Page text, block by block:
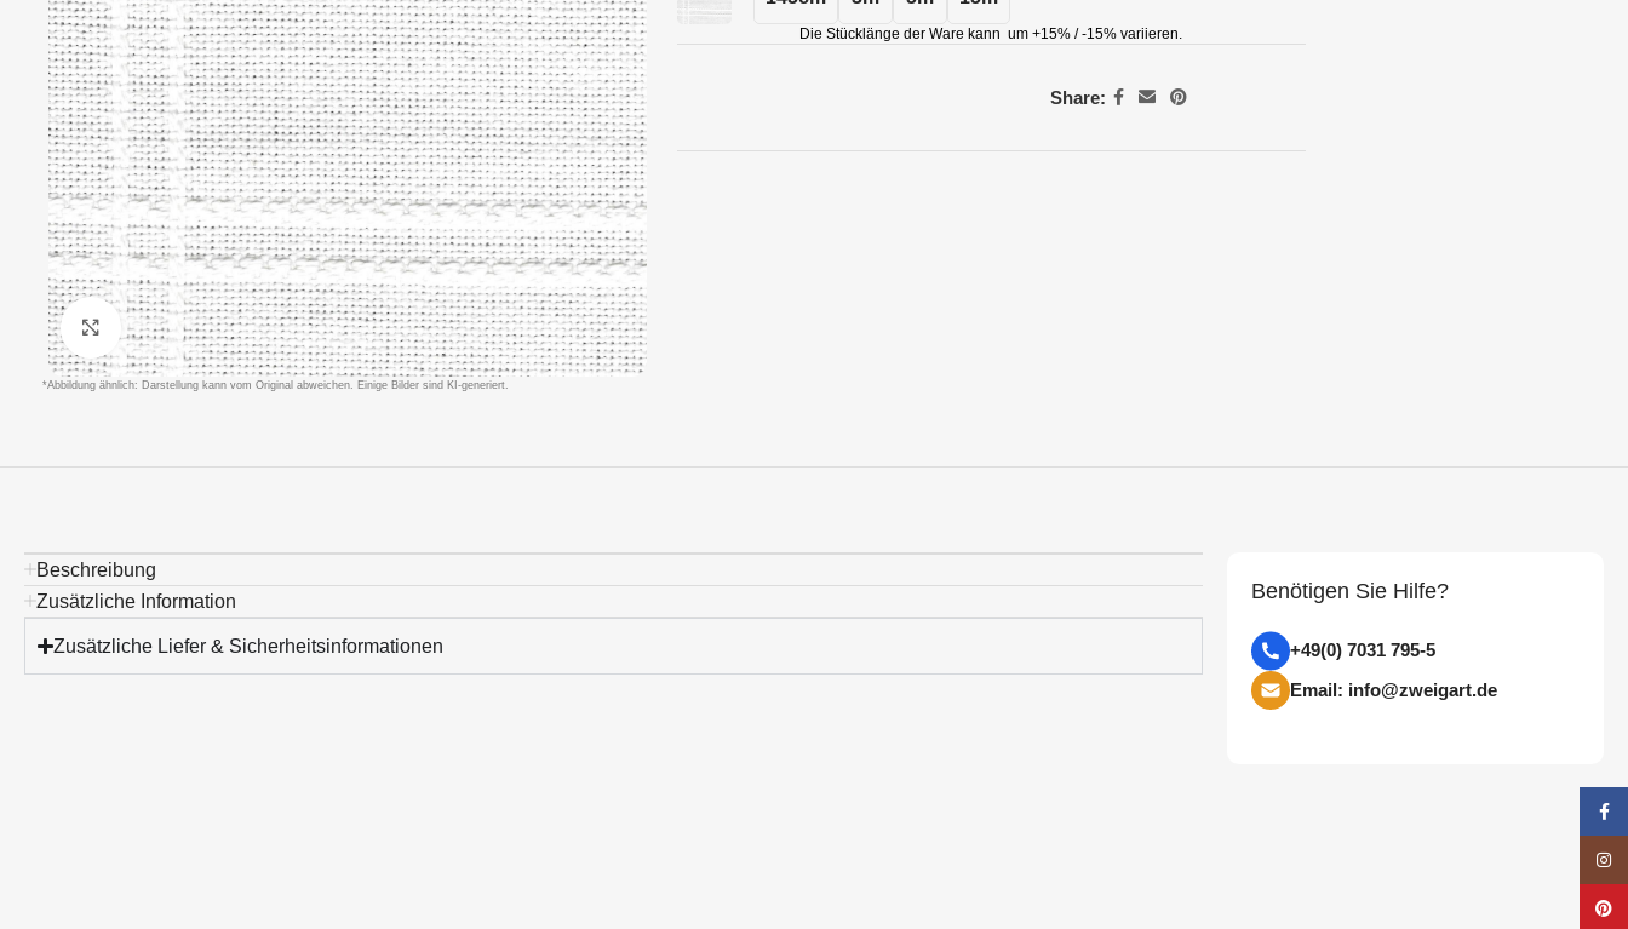
Klicken um zu vergrößern
*Abbildung ähnlich: Darstellung kann vom Original abweichen. Einige Bilder sind KI-generiert.
Die Stücklänge der Ware kann um +15% / -15% variieren.
Share:
Beschreibung
Zusätzliche Information
Zusätzliche Liefer & Sicherheitsinformationen
Benötigen Sie Hilfe?
+49(0) 7031 795-5
Email: info@zweigart.de